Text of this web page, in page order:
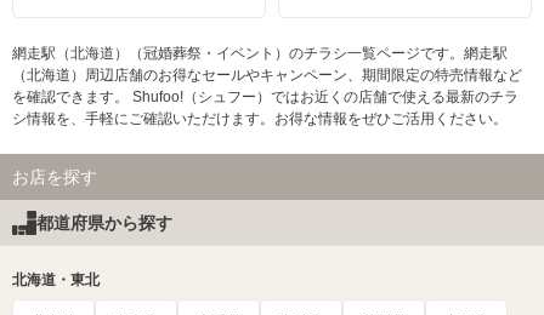
網走駅（北海道）（冠婚葬祭・イベント）のチラシ一覧ページです。網走駅
（北海道）周辺店舗のお得なセールやキャンペーン、期間限定の特売情報など
を確認できます。 Shufoo!（シュフー）ではお近くの店舗で使える最新のチラ
シ情報を、手軽にご確認いただけます。お得な情報をぜひご活用ください。
お店を探す
都道府県から探す
北海道・東北